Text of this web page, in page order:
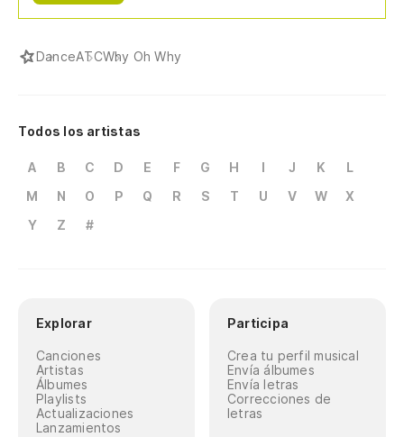
DanceATCWhy Oh Why
Todos los artistas
A B C D E F G H I J K
L
M
N O P Q R S T U V W
X
Y
Z #
Explorar
Canciones
Artistas
Álbumes
Playlists
Actualizaciones
Lanzamientos
Participa
Crea tu perfil musical
Envía álbumes
Envía letras
Correcciones de
letras